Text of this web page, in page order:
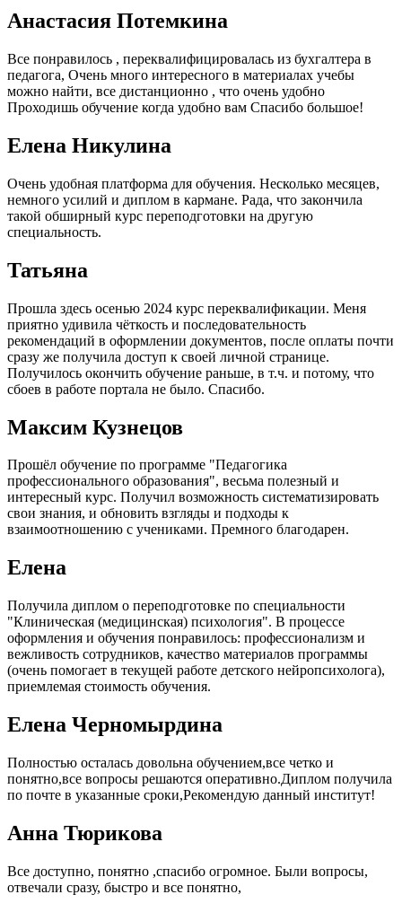
Анастасия Потемкина
Все понравилось , переквалифицировалась из бухгалтера в
педагога, Очень много интересного в материалах учебы
можно найти, все дистанционно , что очень удобно
Проходишь обучение когда удобно вам Спасибо большое!
Елена Никулина
Очень удобная платформа для обучения. Несколько месяцев,
немного усилий и диплом в кармане. Рада, что закончила
такой обширный курс переподготовки на другую
специальность.
Татьяна
Прошла здесь осенью 2024 курс переквалификации. Меня
приятно удивила чёткость и последовательность
рекомендаций в оформлении документов, после оплаты почти
сразу же получила доступ к своей личной странице.
Получилось окончить обучение раньше, в т.ч. и потому, что
сбоев в работе портала не было. Спасибо.
Максим Кузнецов
Прошёл обучение по программе "Педагогика
профессионального образования", весьма полезный и
интересный курс. Получил возможность систематизировать
свои знания, и обновить взгляды и подходы к
взаимоотношению с учениками. Премного благодарен.
Елена
Получила диплом о переподготовке по специальности
"Клиническая (медицинская) психология". В процессе
оформления и обучения понравилось: профессионализм и
вежливость сотрудников, качество материалов программы
(очень помогает в текущей работе детского нейропсихолога),
приемлемая стоимость обучения.
Елена Черномырдина
Полностью осталась довольна обучением,все четко и
понятно,все вопросы решаются оперативно.Диплом получила
по почте в указанные сроки,Рекомендую данный институт!
Анна Тюрикова
Все доступно, понятно ,спасибо огромное. Были вопросы,
отвечали сразу, быстро и все понятно,